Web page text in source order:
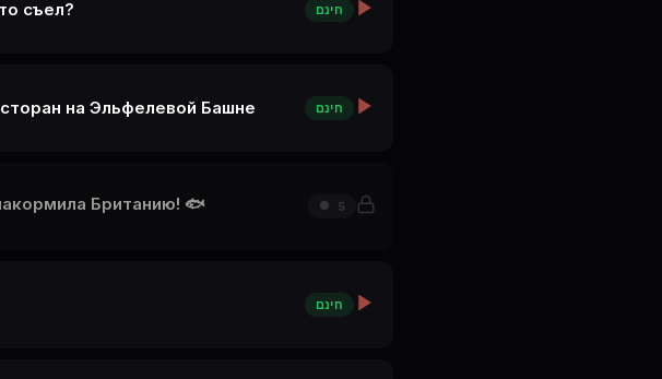
съел? חינם
на Эльфелевой Башне חינם
Британию! 🐟 5
חינם